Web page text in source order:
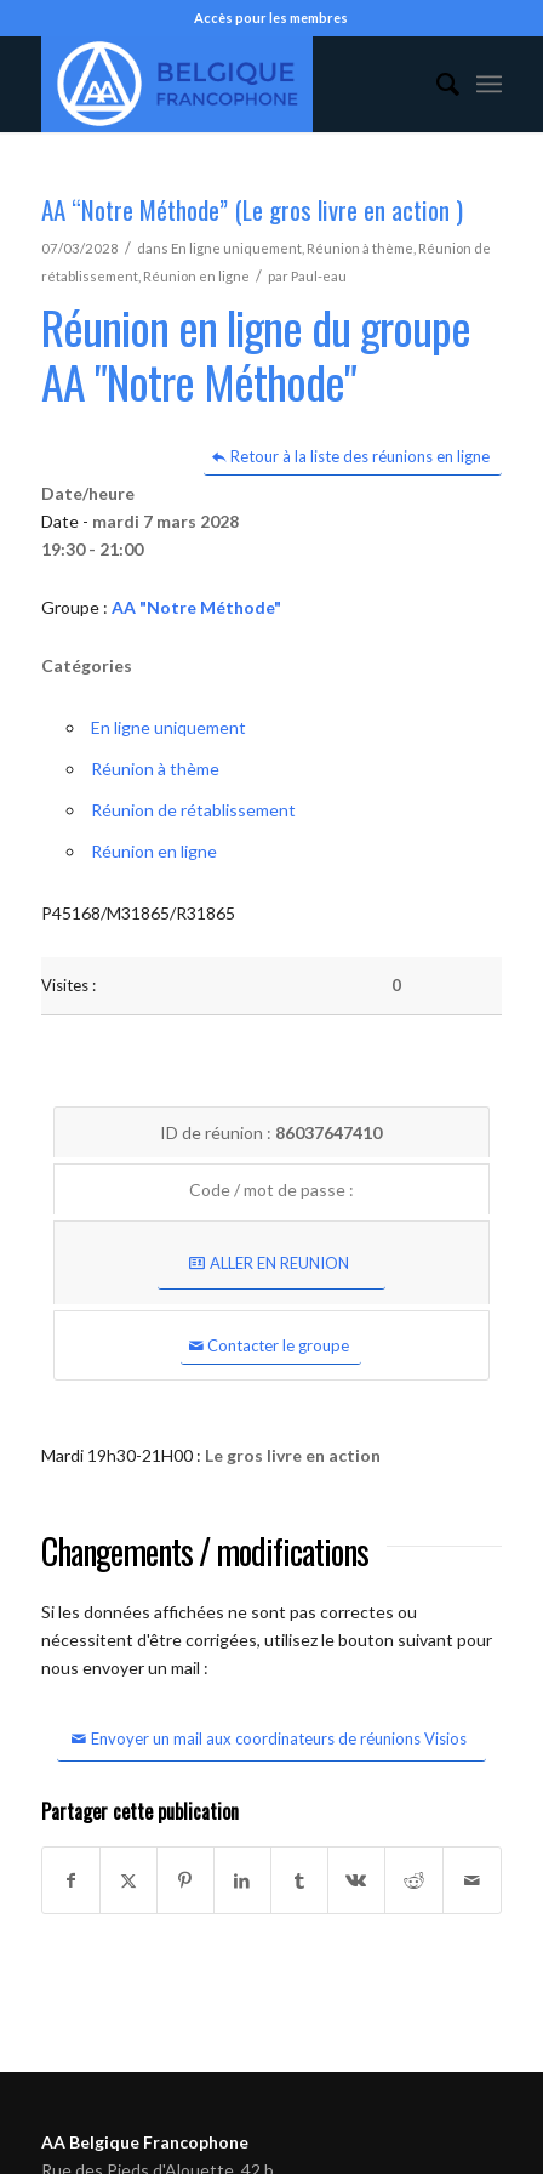
Accès pour les membres
AA “Notre Méthode” (Le gros livre en action )
07/03/2028 / dans En ligne uniquement, Réunion à thème Réunion de
rétablissement, Réunion en ligne / par Paul-eau
Réunion en ligne du groupe
AA "Notre Méthode"
Retour à la liste des réunions en ligne
Date/heure
Date - mardi 7 mars 2028
19:30 - 21:00
Groupe : AA "Notre Méthode"
Catégories
En ligne uniquement
Réunion à thème
Réunion de rétablissement
Réunion en ligne
P45168/M31865/R31865
Visites : 0
ID de réunion : 86037647410
Code / mot de passe :
ALLER EN REUNION
Contacter le groupe
Mardi 19h30-21H00 : Le gros livre en action
Changements / modifications
Si les données affichées ne sont pas correctes ou
nécessitent d'être corrigées, utilisez le bouton suivant pour
nous envoyer un mail :
Envoyer un mail aux coordinateurs de réunions Visios
Partager cette publication
AA Belgique Francophone
Rue des Pieds d'Alouette, 42 b